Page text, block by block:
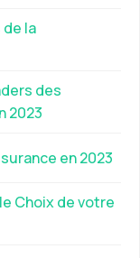
la
des
2023
en 2023
Choix de votre